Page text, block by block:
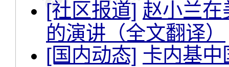
[社区报道] 赵小兰
的演讲（全文翻译）
[国内动态] 卡内基